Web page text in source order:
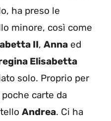
ha preso le
minore, così come
II, Anna ed
Elisabetta
solo. Proprio per
poche carte da
Andrea. Ci ha